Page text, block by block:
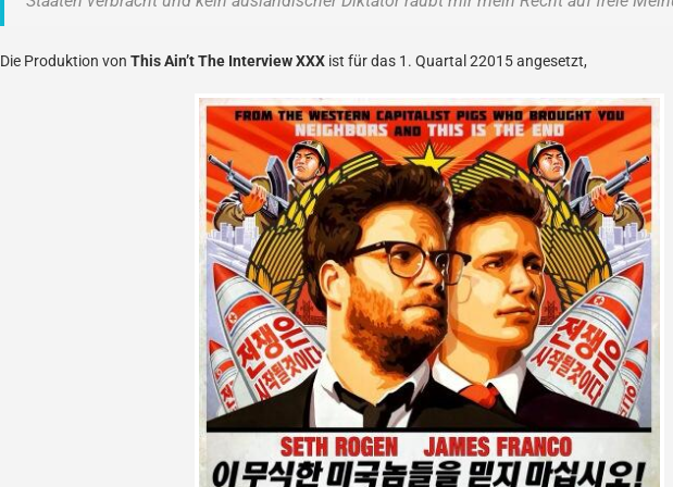
Die Produktion von This Ain’t The Interview XXX ist für das 1. Quartal 22015 angesetzt,